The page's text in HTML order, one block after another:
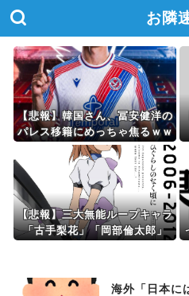
お隣
【悲報】韓国さん、冨安健洋の
パレス移籍にめっちゃ焦るｗｗ
ｗｗｗｗ
【悲報】三大無能ループキャラ
「古手梨花」「岡部倫太郎」
海外「日本に